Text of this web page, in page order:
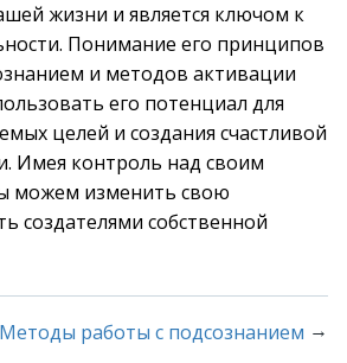
жизни и является ключом к
Понимание его принципов
и методов активации
его потенциал для
целей и создания счастливой
Имея контроль над своим
можем изменить свою
создателями собственной
Методы работы с подсознанием →